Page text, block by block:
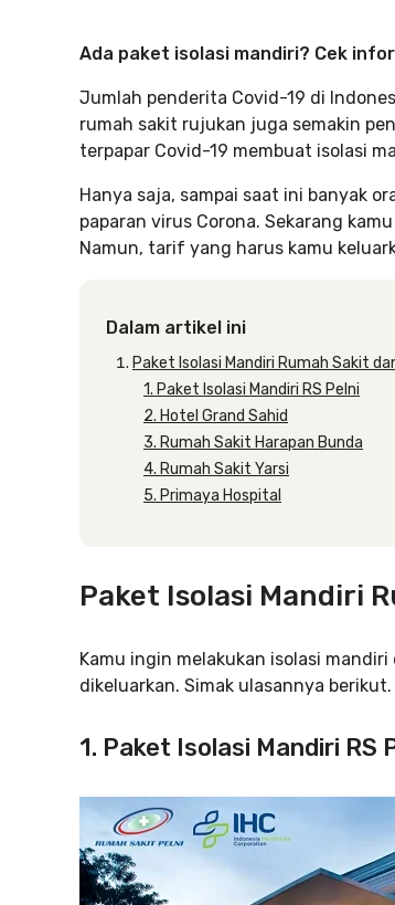
Ada paket isolasi mandiri? Cek
Jumlah penderita Covid-19 di
rumah sakit rujukan juga semakin
terpapar Covid-19 membuat isolasi
Hanya saja, sampai saat ini banyak
paparan virus Corona. Sekarang
Namun, tarif yang harus kamu
Dalam artikel ini
Paket Isolasi Mandiri Rumah Sakit
1. Paket Isolasi Mandiri RS Pelni
2. Hotel Grand Sahid
3. Rumah Sakit Harapan Bunda
4. Rumah Sakit Yarsi
5. Primaya Hospital
Paket Isolasi Mandiri
Kamu ingin melakukan isolasi
dikeluarkan. Simak ulasannya berikut.
1. Paket Isolasi Mandiri RS